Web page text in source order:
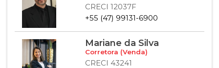
CRECI 12037F
+55 (47) 99131-6900
Mariane da Silva
Corretora (Venda)
CRECI 43241